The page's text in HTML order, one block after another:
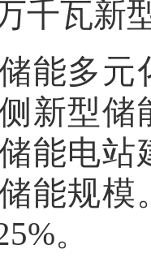
千瓦新
能多
新型储
能电
能规模
。